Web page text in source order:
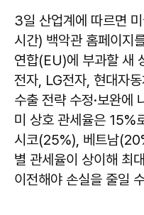
3일 산업계에 따르면
시간) 백악관 홈페이지
연합(EU)에 부과할 새
전자, LG전자, 현대자
수출 전략 수정·보완에
미 상호 관세율은 15%
시코(25%), 베트남
별 관세율이 상이해 최
이전해야 손실을 줄일